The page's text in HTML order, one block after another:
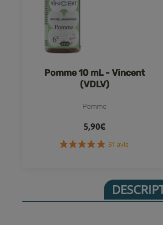
Pomme 10 mL - Vincent
(VDLV)
Pomme
5,90€